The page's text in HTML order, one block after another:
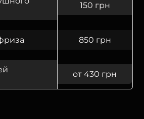
150 грн
850 грн
от 430 грн